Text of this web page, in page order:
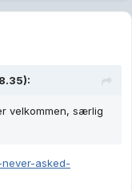
velkommen, særlig
asked-